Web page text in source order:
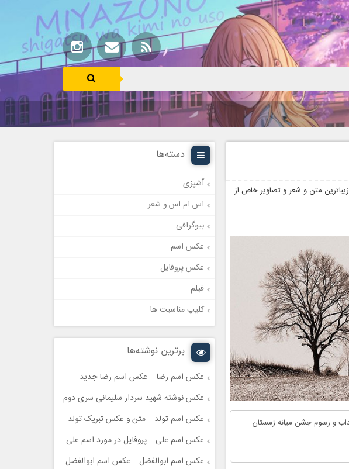
متن و شعر و تصاویر خاص از
و رسوم جشن میانه زمستان
دسته‌ها
آشپزی
اس ام اس و شعر
بیوگرافی
عکس اسم
عکس پروفایل
فیلم
کلیپ مناسبت ها
برترین نوشته‌ها
عکس اسم رضا – عکس اسم رضا جدید
عکس نوشته شهید سردار سلیمانی سری دوم
عکس اسم تولد – متن و عکس تبریک تولد
عکس اسم علی – پروفایل در مورد اسم علی
عکس اسم ابوالفضل – عکس اسم ابوالفضل